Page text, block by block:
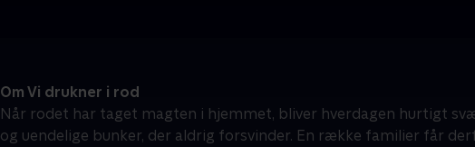
Om Vi drukner i rod
Når rodet har taget magten i hjemmet, bliver hverdagen hurtigt
og uendelige bunker, der aldrig forsvinder. En række familier får